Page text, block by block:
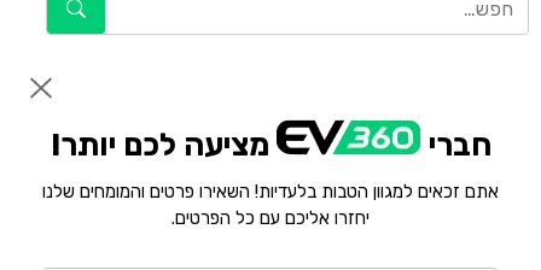
חברי מציעה לכם יותר!
אתם זכאים למגוון הטבות בלעדיות! השאירו פרטים והמומחים שלנו
יחזרו אליכם עם כל הפרטים.